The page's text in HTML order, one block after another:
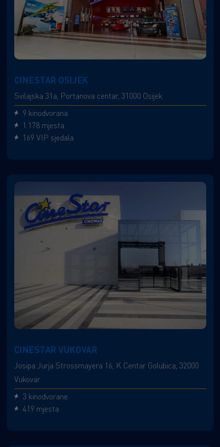
CINESTAR OSIJEK
Svilajska 31a, Portanova centar, 31000 Osijek
9 kinodvorana
1.178 mjesta
169 VIP sjedala
CINESTAR VUKOVAR
Josipa Jurja Strossmayera 16, K Centar Golubica, 32000
Vukovar
3 kinodvorane
419 mjesta